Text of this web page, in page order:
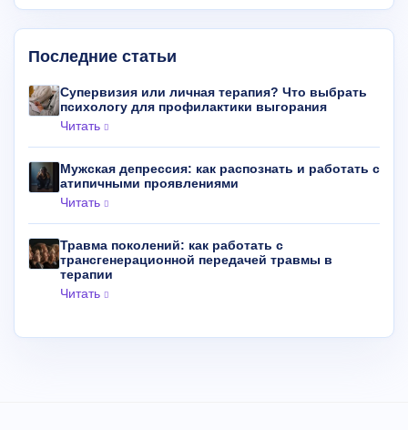
Последние статьи
Супервизия или личная терапия? Что выбрать
психологу для профилактики выгорания
Читать
Мужская депрессия: как распознать и работать с
атипичными проявлениями
Читать
Травма поколений: как работать с
трансгенерационной передачей травмы в
терапии
Читать